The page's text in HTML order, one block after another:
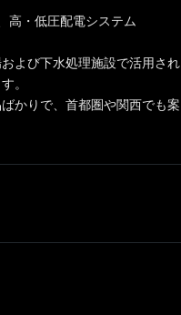
高・低圧配電システム
よび下水処理施設で活用され
。
かりで、首都圏や関西でも案